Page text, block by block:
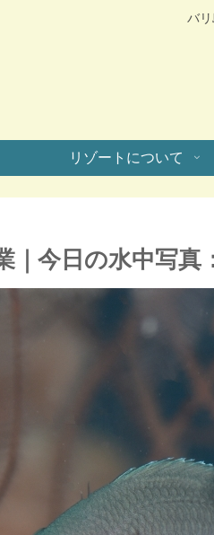
バ
リゾートについて
｜今日の水中写真